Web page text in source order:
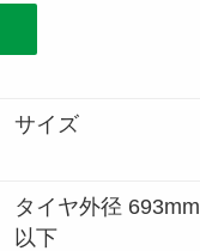
サイズ
タイヤ外径 693mm
以下